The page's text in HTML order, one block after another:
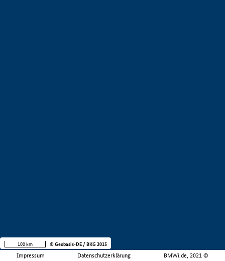
Impressum Datenschutzerklärung BMWi.de, 2021 ©
100 km © Geobasis-DE / BKG 2015